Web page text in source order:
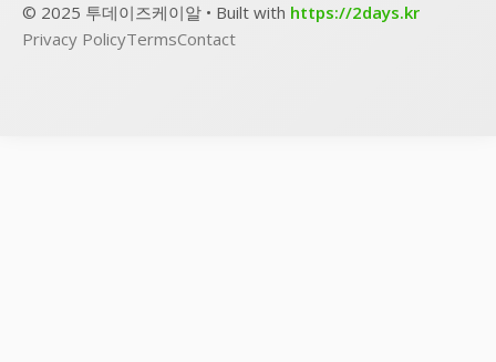
© 2025 투데이즈케이알 • Built with https://2days.kr
Privacy PolicyTermsContact